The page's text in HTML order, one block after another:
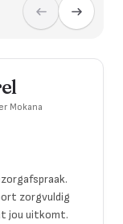
Mokana
zorgvuldig
jou uitkomt.